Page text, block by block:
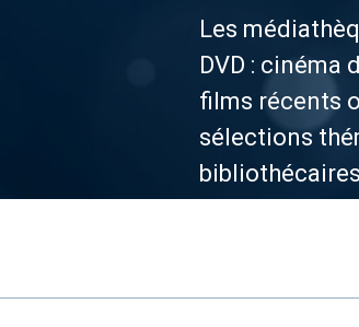
Les
DVD :
films récents
sélections